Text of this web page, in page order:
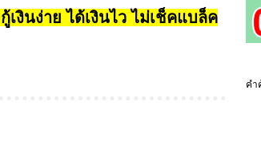
งินง่าย ได้เงินไว ไม่เช็คแบล็ค
คำ